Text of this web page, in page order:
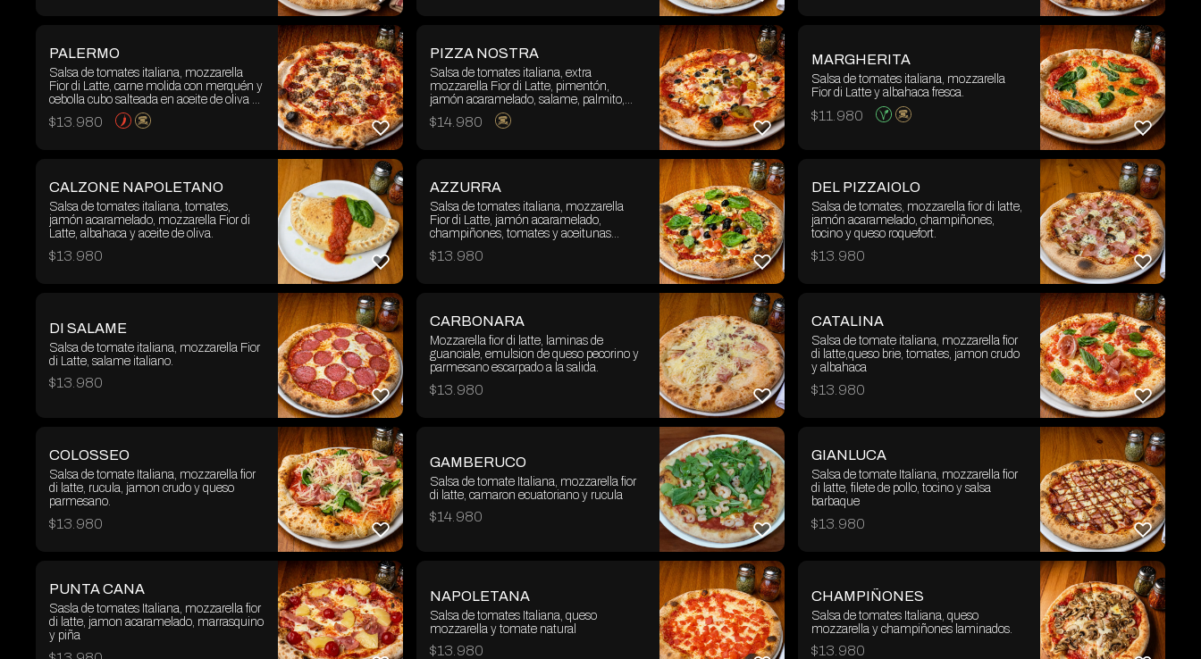
PALERMO
Salsa de tomates italiana, mozzarella
Fior di Latte, carne molida con merquén y
cebolla cubo salteada en aceite de oliva y
salame picante.
$13.980
PIZZA NOSTRA
Salsa de tomates italiana, extra
mozzarella Fior di Latte, pimentón,
jamón acaramelado, salame, palmito,
champiñones, aceitunas y choricillos.
$14.980
MARGHERITA
Salsa de tomates italiana, mozzarella
Fior di Latte y albahaca fresca.
$11.980
CALZONE NAPOLETANO
Salsa de tomates italiana, tomates,
jamón acaramelado, mozzarella Fior di
Latte, albahaca y aceite de oliva.
$13.980
AZZURRA
Salsa de tomates italiana, mozzarella
Fior di Latte, jamón acaramelado,
champiñones, tomates y aceitunas
negras y verdes.
$13.980
DEL PIZZAIOLO
Salsa de tomates, mozzarella fior di latte,
jamón acaramelado, champiñones,
tocino y queso roquefort.
$13.980
DI SALAME
Salsa de tomate italiana, mozzarella Fior
di Latte, salame italiano.
$13.980
CARBONARA
Mozzarella fior di latte, laminas de
guanciale, emulsion de queso pecorino y
parmesano escarpado a la salida.
$13.980
CATALINA
Salsa de tomate italiana, mozzarella fior
di latte,queso brie, tomates, jamon crudo
y albahaca
$13.980
COLOSSEO
Salsa de tomate Italiana, mozzarella fior
di latte, rucula, jamon crudo y queso
parmesano.
$13.980
GAMBERUCO
Salsa de tomate Italiana, mozzarella fior
di latte, camaron ecuatoriano y rucula
$14.980
GIANLUCA
Salsa de tomate Italiana, mozzarella fior
di latte, filete de pollo, tocino y salsa
barbaque
$13.980
PUNTA CANA
Sasla de tomates Italiana, mozzarella fior
di latte, jamon acaramelado, marrasquino
y piña
NAPOLETANA
Salsa de tomates Italiana, queso
mozzarella y tomate natural
$13.980
CHAMPIÑONES
Salsa de tomates Italiana, queso
mozzarella y champiñones laminados.
$13.980